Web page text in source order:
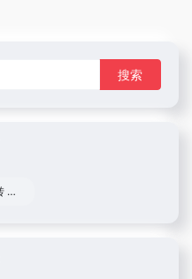
Codex中转 0.05倍率